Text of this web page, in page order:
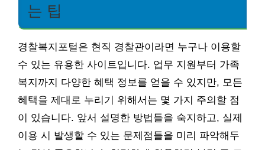
는 팁
경찰복지포털은 현직 경찰관이라면 누구나 이용할
수 있는 유용한 사이트입니다. 업무 지원부터 가족
복지까지 다양한 혜택 정보를 얻을 수 있지만, 모든
혜택을 제대로 누리기 위해서는 몇 가지 주의할 점
이 있습니다. 앞서 설명한 방법들을 숙지하고, 실제
이용 시 발생할 수 있는 문제점들을 미리 파악해두